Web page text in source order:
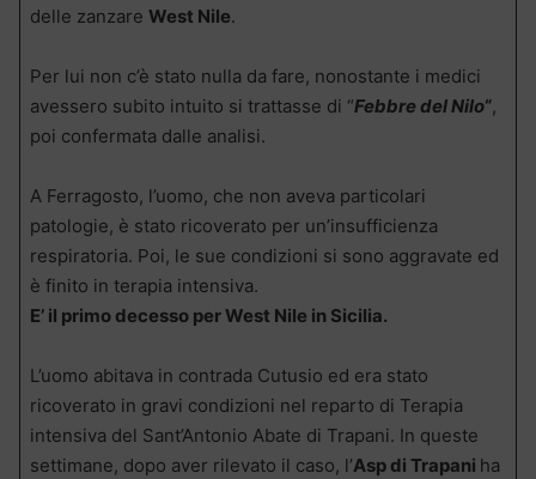
delle zanzare West Nile.
Per lui non c’è stato nulla da fare, nonostante i medici
avessero subito intuito si trattasse di “Febbre del Nilo“,
poi confermata dalle analisi.
A Ferragosto, l’uomo, che non aveva particolari
patologie, è stato ricoverato per un’insufficienza
respiratoria. Poi, le sue condizioni si sono aggravate ed
è finito in terapia intensiva.
E’ il primo decesso per West Nile in Sicilia.
L’uomo abitava in contrada Cutusio ed era stato
ricoverato in gravi condizioni nel reparto di Terapia
intensiva del Sant’Antonio Abate di Trapani. In queste
settimane, dopo aver rilevato il caso, l’Asp di Trapani ha